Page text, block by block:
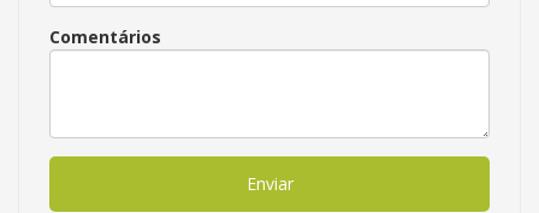
Comentários
Enviar